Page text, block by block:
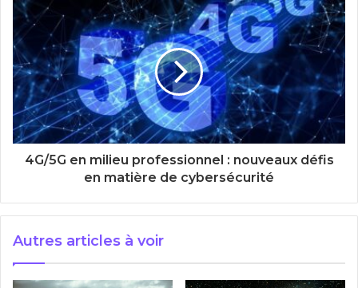
4G/5G en milieu professionnel : nouveaux défis
en matière de cybersécurité
Autres articles à voir